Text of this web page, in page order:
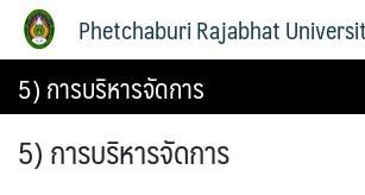
Phetchaburi Rajabhat
5) การบริหารจัดการ
5) การบริหารจัดการ